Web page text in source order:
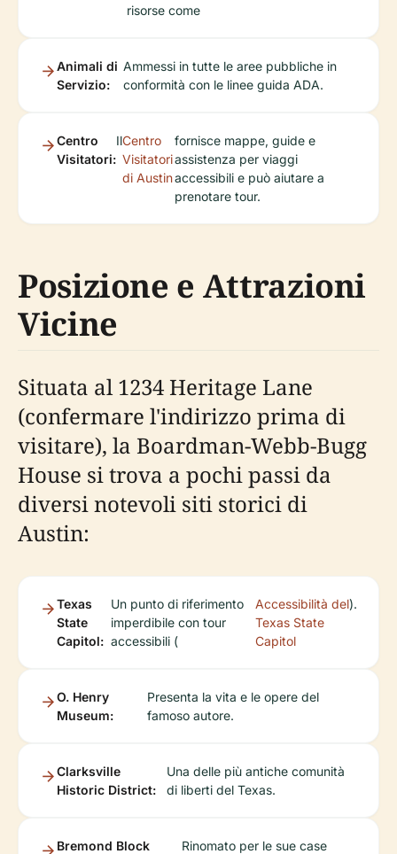
risorse come
Animali di
Servizio:
Ammessi in tutte le aree pubbliche in
conformità con le linee guida ADA.
Centro
Visitatori:
IlCentro
Visitatori
di Austin
fornisce mappe, guide e
assistenza per viaggi
accessibili e può aiutare a
prenotare tour.
Posizione e Attrazioni
Vicine
Situata al 1234 Heritage Lane
(confermare l'indirizzo prima di
visitare), la Boardman-Webb-Bugg
House si trova a pochi passi da
diversi notevoli siti storici di
Austin:
Texas
State
Capitol:
Un punto di riferimento
imperdibile con tour
accessibili (
Accessibilità del
Texas State
Capitol
).
O. Henry
Museum:
Presenta la vita e le opere del
famoso autore.
Clarksville
Historic District:
Una delle più antiche comunità
di liberti del Texas.
Bremond Block
Rinomato per le sue case